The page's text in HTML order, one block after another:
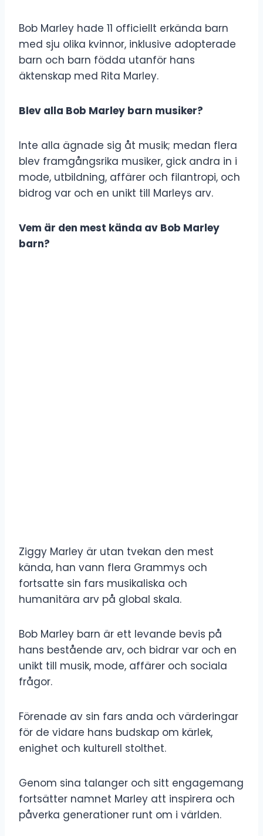
Bob Marley hade 11 officiellt erkända barn
med sju olika kvinnor, inklusive adopterade
barn och barn födda utanför hans
äktenskap med Rita Marley.
Blev alla Bob Marley barn musiker?
Inte alla ägnade sig åt musik; medan flera
blev framgångsrika musiker, gick andra in i
mode, utbildning, affärer och filantropi, och
bidrog var och en unikt till Marleys arv.
Vem är den mest kända av Bob Marley
barn?
Ziggy Marley är utan tvekan den mest
kända, han vann flera Grammys och
fortsatte sin fars musikaliska och
humanitära arv på global skala.
Bob Marley barn är ett levande bevis på
hans bestående arv, och bidrar var och en
unikt till musik, mode, affärer och sociala
frågor.
Förenade av sin fars anda och värderingar
för de vidare hans budskap om kärlek,
enighet och kulturell stolthet.
Genom sina talanger och sitt engagemang
fortsätter namnet Marley att inspirera och
påverka generationer runt om i världen.